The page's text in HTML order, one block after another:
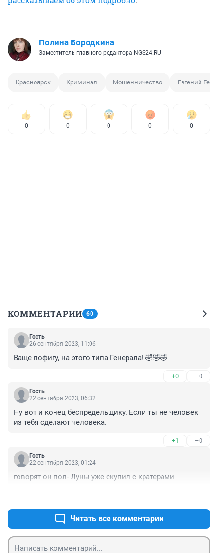
Полина Бородкина
Заместитель главного редактора NGS24.RU
Красноярск Криминал Мошенничество Евгений
0 0 0 0 0
КОММЕНТАРИИ 60
Гость
26 сентября 2023, 11:06
Ваще пофигу, на этого типа Генерала! 🤣🤣🤣
+0 –0
Гость
22 сентября 2023, 06:32
Ну вот и конец беспредельщику. Если ты не человек
из тебя сделают человека.
+1 –0
Гость
22 сентября 2023, 01:24
говорят он пол- Луны уже скупил с кратерами
Читать все комментарии